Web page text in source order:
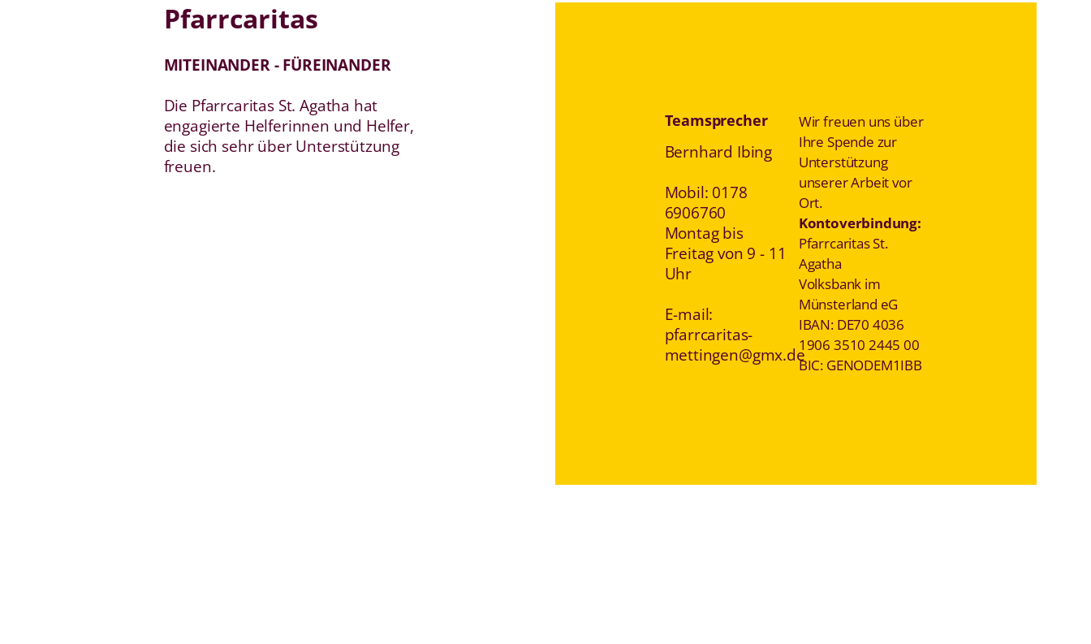
Pfarrcaritas
MITEINANDER - FÜREINANDER
Die Pfarrcaritas St. Agatha hat
engagierte Helferinnen und Helfer,
die sich sehr über Unterstützung
freuen.
Teamsprecher
Bernhard Ibing
Mobil: 0178
6906760
Montag bis
Freitag von 9 - 11
Uhr
E-mail:
pfarrcaritas-
mettingen@gmx.de
Wir freuen uns über
Ihre Spende zur
Unterstützung
unserer Arbeit vor
Ort.
Kontoverbindung:
Pfarrcaritas St.
Agatha
Volksbank im
Münsterland eG
IBAN: DE70 4036
1906 3510 2445 00
BIC: GENODEM1IBB